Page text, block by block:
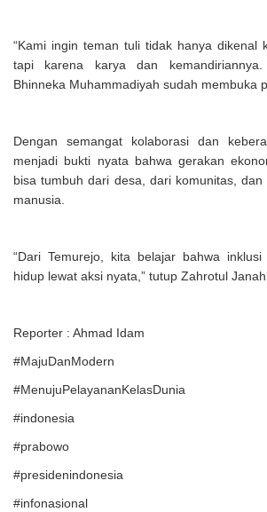
“Kami ingin teman tuli tidak hanya dikenal
tapi karena karya dan
Bhinneka Muhammadiyah sudah membuka
Dengan semangat kolaborasi dan
menjadi bukti nyata bahwa gerakan
bisa tumbuh dari desa, dari komunitas,
manusia.
“Dari Temurejo, kita belajar bahwa
hidup lewat aksi nyata,” tutup Zahrotul Janah.
Reporter : Ahmad Idam
#MajuDanModern
#MenujuPelayananKelasDunia
#indonesia
#prabowo
#presidenindonesia
#infonasional